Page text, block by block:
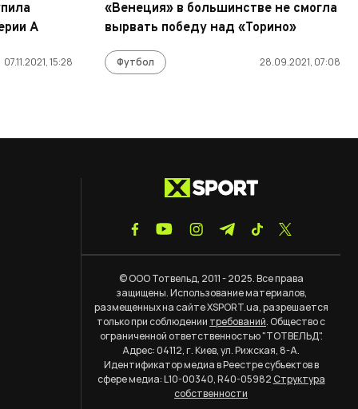
А
07.11.2021, 15:28
«Венеция» в большинстве не смогла
вырвать победу над «Торино»
Футбол 28.09.2021, 07:08
© ООО Тотвельд, 2011 - 2025. Все права
защищены. Использование материалов,
размещенных на сайте XSPORT.ua, разрешается
только при соблюдении требований. Общество с
ограниченной ответственностью "ТОТВЕЛЬД".
Адрес: 04112, г. Киев, ул. Рижская, 8-А.
Идентификатор медиа в Реестре субъектов в
сфере медиа: L10-00340, R40-05982Структура
собственности